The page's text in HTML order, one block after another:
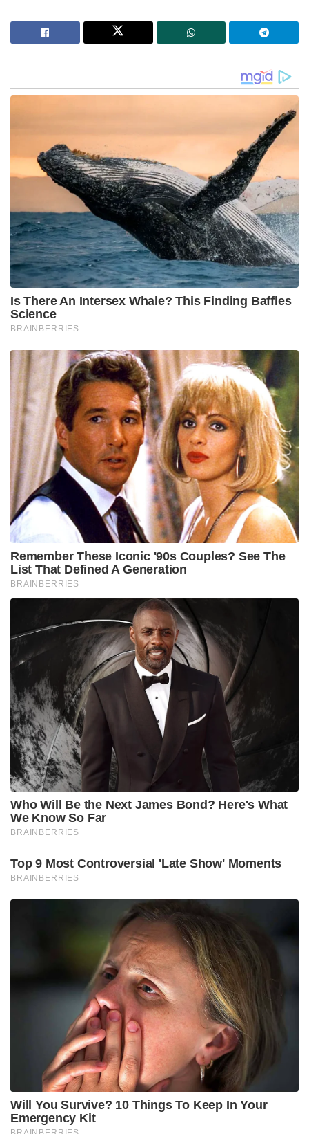
വേദിയാകും
ഗ്ലാസ്‌ഗോയിൽ ഇന്ത്യൻ ബോക്സിങ് കരുത്ത്:
നിലവിൽ ഇന്ത്യൻ ടീമിലെ ഒന്നാം നമ്പർ ഓൾറൗണ്ടർ
ഹാർദിക് പാണ്ഡ്യ ആണെങ്കിലും, താരത്തിന്റെ
പരിക്കുകൾ കണക്കിലെടുത്ത് മികച്ച ബാക്കപ്പ്
ഓൾറൗണ്ടർമാരെ ടീമിന് ആവശ്യമാണെന്ന് പത്താൻ
ചൂണ്ടിക്കാട്ടി. ഹാർദിക്കിന് മികച്ച പകരക്കാരനായി
നിതീഷ് കുമാർ റെഡ്ഡിയെയാണ് ഇർഫാൻ പഠാൻ
നിർദ്ദേശിക്കുന്നത്. നിതീഷ് തന്റെ വേഗത
വർദ്ധിപ്പിക്കുകയും ബാറ്റിംഗിൽ മികവ് കാണിക്കുകയും
ചെയ്തതായും പത്താൻ അഭിപ്രായപ്പെട്ടു. കൂടാതെ
ശിവം ദുബെയെയും ഓൾറൗണ്ടർ എന്ന നിലയിൽ
പരിഗണിക്കാമെന്നും പത്താൻ കൂട്ടിച്ചേർത്തു. റിഷഭ്
പന്തിനെ ടീമിൽ നിന്ന് പൂർണ്ണമായും
തള്ളിക്കളയേണ്ടതില്ലെന്നും അദ്ദേഹത്തിന് തിരികെ
വരാൻ കഴിയുമെന്നും പത്താൻ ഓർമ്മിപ്പിച്ചു.
Tags: bcci sanju samson